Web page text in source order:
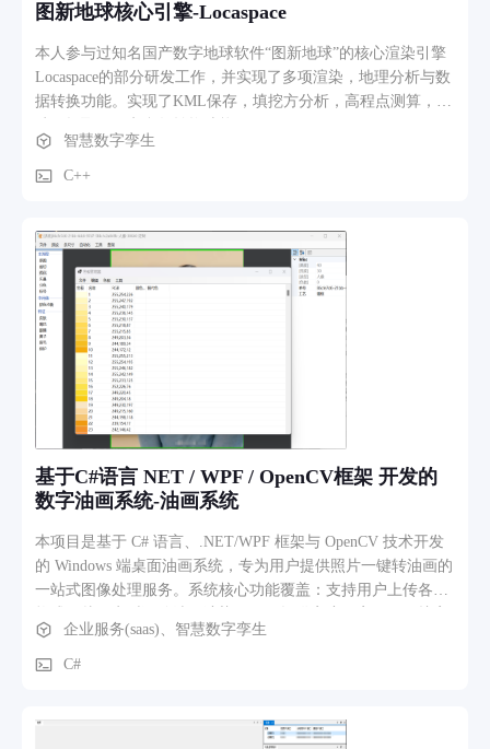
图新地球核心引擎-Locaspace
本人参与过知名国产数字地球软件“图新地球”的核心渲染引擎
Locaspace的部分研发工作，并实现了多项渲染，地理分析与数
据转换功能。实现了KML保存，填挖方分析，高程点测算，缓
智慧数字孪生
C++
基于C#语言 NET / WPF / OpenCV框架 开发的
数字油画系统-油画系统
本项目是基于 C# 语言、.NET/WPF 框架与 OpenCV 技术开发
的 Windows 端桌面油画系统，专为用户提供照片一键转油画的
一站式图像处理服务。系统核心功能覆盖：支持用户上传各类
号、皮肤细节等多维度参数调节，满足个性化创作需求；内置
24 色、36 色、48 色等多种油画风格预设，适配不同创作场
即可快速上手，轻松将普通照片转化为质感丰富的油画作品，
企业服务(saas)、智慧数字孪生
C#